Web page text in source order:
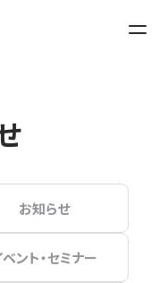
お知らせ
ベント・セミナー